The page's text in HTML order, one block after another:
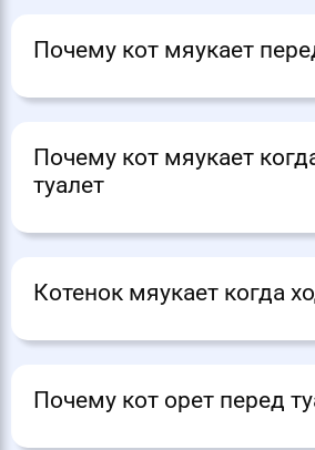
Почему кот мяукает
Почему кот мяукает
туалет
Котенок мяукает когда
Почему кот орет перед